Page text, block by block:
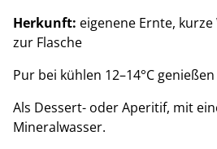
Herkunft: eigenene Ernte,
zur Flasche
Pur bei kühlen 12–14°C genießen
Als Dessert- oder Aperitif, mit
Mineralwasser.